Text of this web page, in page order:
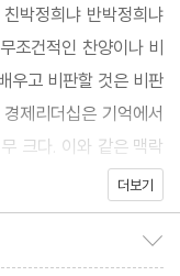
박정희냐 반박정희냐
조건적인 찬양이나 비
우고 비판할 것은 비판
제리더십은 기억에서
크다. 이와 같은 맥락
더보기